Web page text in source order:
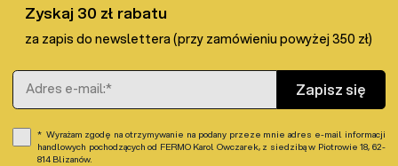
Zyskaj 30 zł rabatu
za zapis do newslettera (przy zamówieniu powyżej 350 zł)
Adres e-mail
Zapisz się
Wyrażam zgodę na otrzymywanie na podany przeze mnie adres e-mail informacji
handlowych pochodzących od FERMO Karol Owczarek, z siedzibą w Piotrowie 18, 62-
814 Blizanów.